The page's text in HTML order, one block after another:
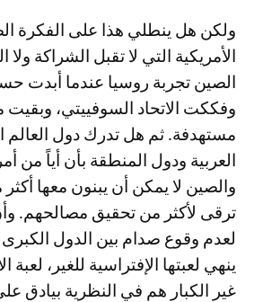
ولكن هل ينطلي هذا على الفكرة
الأمريكية التي لا تقبل الشراكة
الصين تجربة روسيا عندما أبدت حسن
وفككت الاتحاد السوفييتي، وبقيت
مستهدفة. ثم هل تدرك دول العالم
العربية ودول المنطقة بأن أياً من
والصين لا يمكن أن يبنون معها
ترقى لأكثر من تحقيق مصالحهم.
لعدم وقوع صدام بين الدول الكبرى
ينهي لعبتها الإفتراسية للغير،
غير الكبار هم في النظرية بيادق